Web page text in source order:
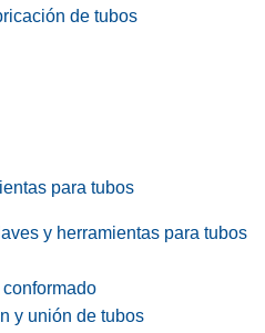
de tubos
para tubos
y herramientas para tubos
y unión de tubos